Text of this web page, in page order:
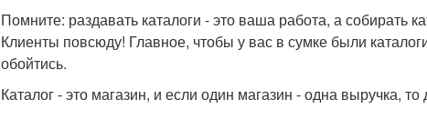
Помните: раздавать каталоги - это ваша работа, а собирать
Клиенты повсюду! Главное, чтобы у вас в сумке были
обойтись.
Каталог - это магазин, и если один магазин - одна выручка,